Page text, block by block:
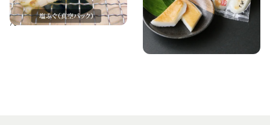
有限会社 ふる里の味すみげ
ん